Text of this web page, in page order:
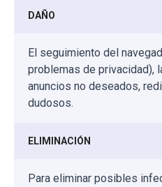
DAÑO
El seguimiento del
problemas de privacidad),
anuncios no deseados,
dudosos.
ELIMINACIÓN
Para eliminar posibles